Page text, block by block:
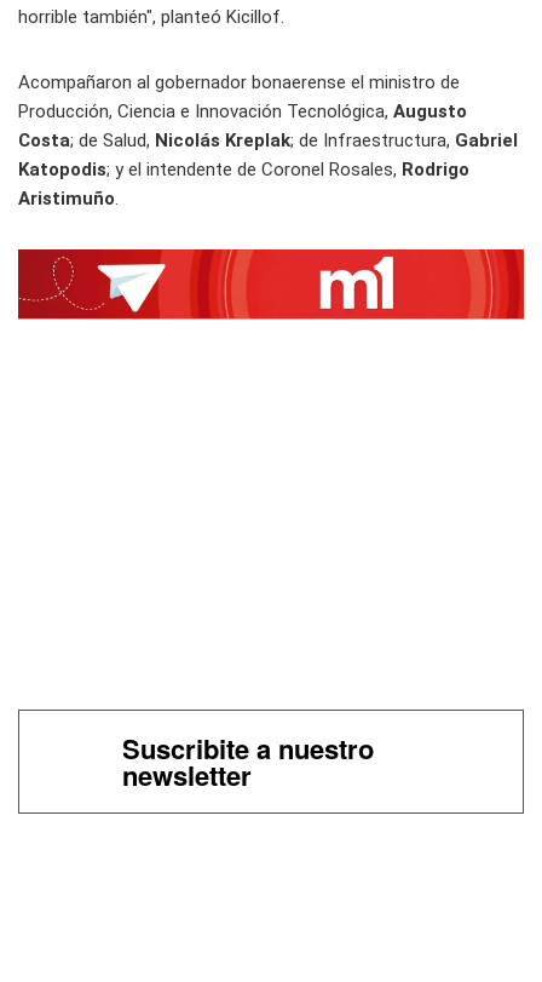
horrible también", planteó Kicillof.
Acompañaron al gobernador bonaerense el ministro de
Producción, Ciencia e Innovación Tecnológica, Augusto
Costa; de Salud, Nicolás Kreplak; de Infraestructura, Gabriel
Katopodis; y el intendente de Coronel Rosales, Rodrigo
Aristimuño
Suscribite a nuestro
newsletter